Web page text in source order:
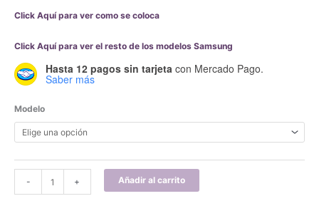
Click Aquí para ver como se coloca
Click Aquí para ver el resto de los modelos Samsung
Hasta 12 pagos sin tarjeta con Mercado Pago.
Saber más
Modelo
-
Hidrogel
+ Añadir al carrito